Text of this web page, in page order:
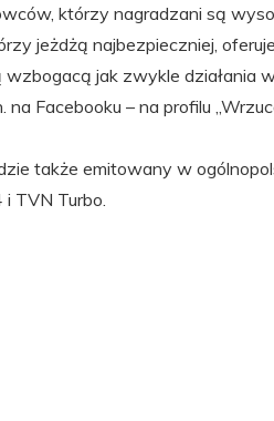
którzy nagradzani są
jeżdżą najbezpieczniej,
jak zwykle działania
Facebooku – na profilu
także emitowany w
TVN Turbo.